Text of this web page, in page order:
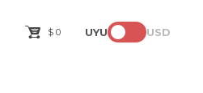
$ 0 UYU USD